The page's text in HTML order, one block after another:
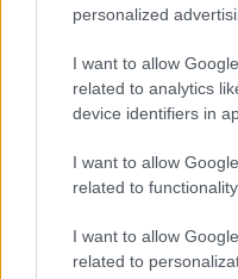
personalized
I want to allow
related to analytics
device identifiers in
I want to allow
related to
I want to allow
related to
Ki zaklatta az
Az Instagramon
alatt posztoló
palesztinbarát
múltja van a